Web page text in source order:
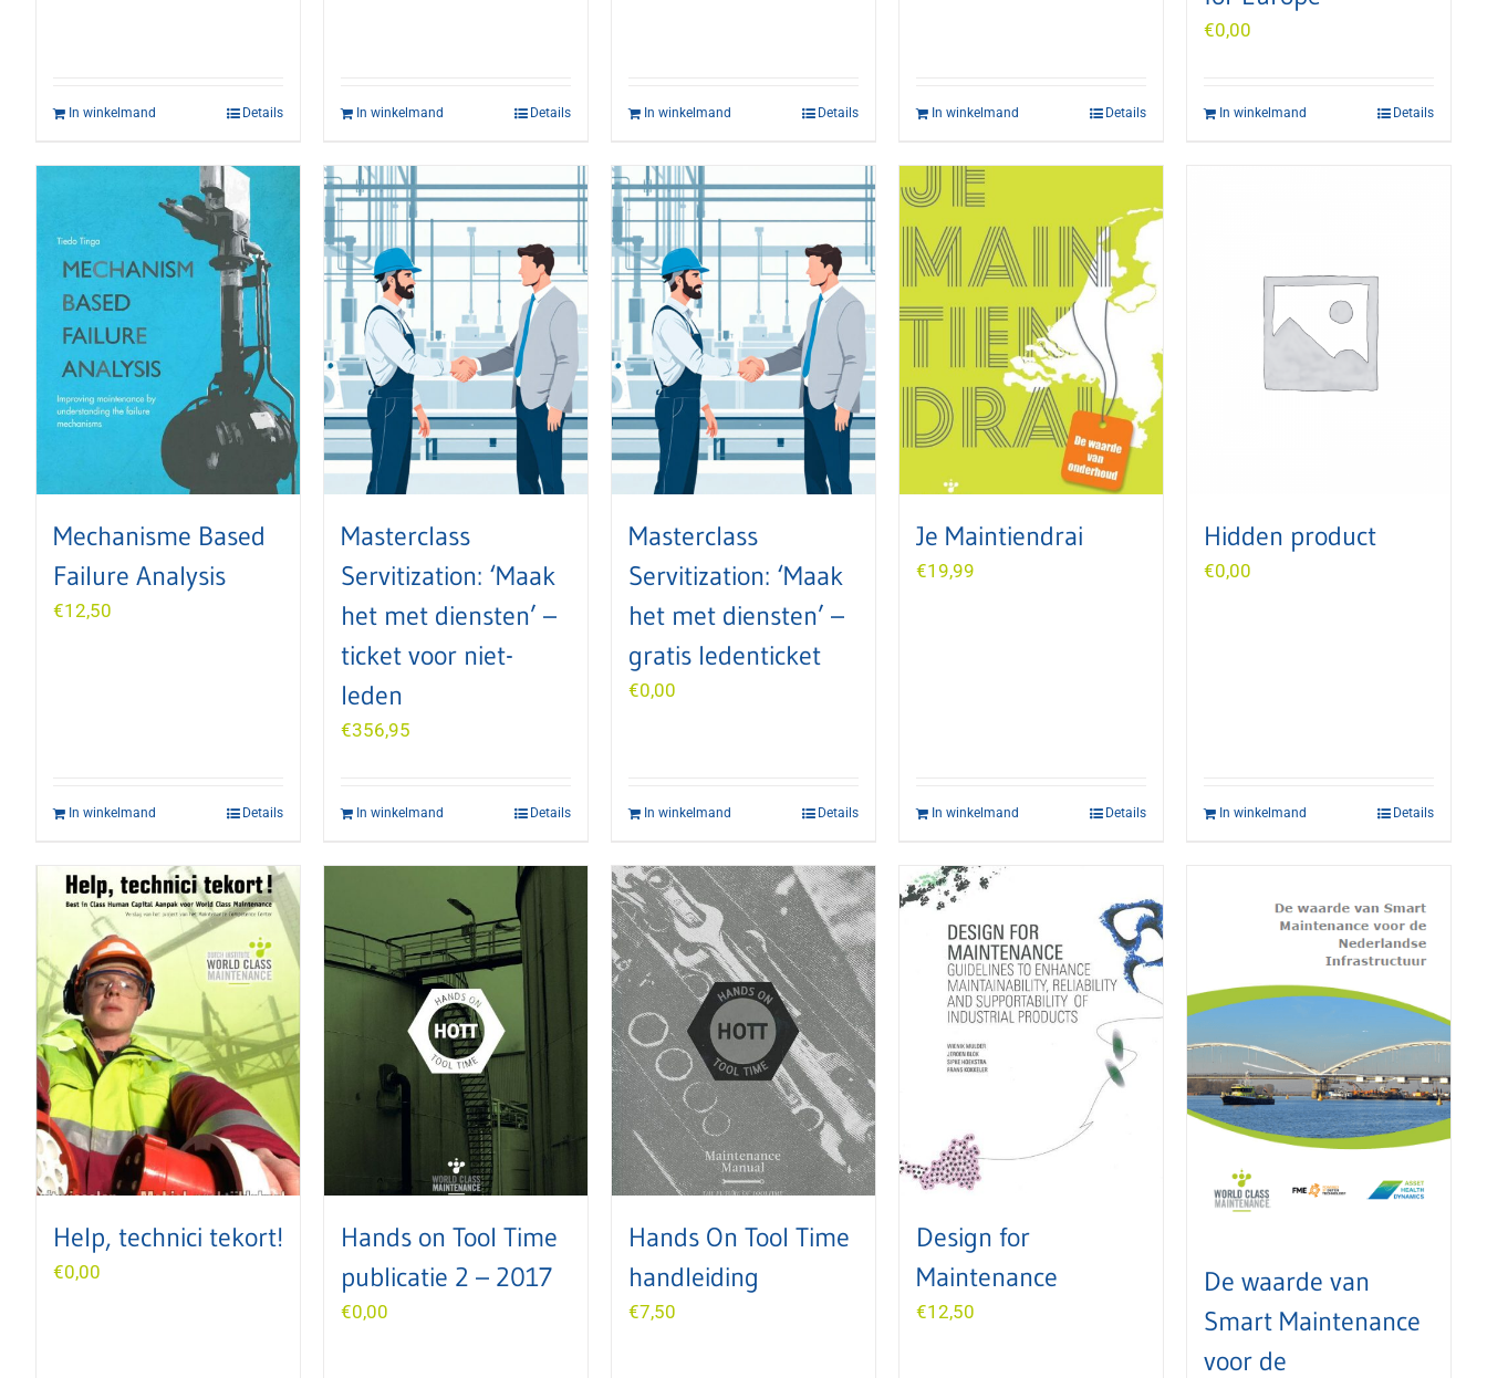
In winkelmand Details In winkelmand Details In winkelmand Details In winkelmand Details
€0,00
In winkelmand Details
Mechanisme Based
Failure Analysis
€12,50
In winkelmand Details
Masterclass
Servitization: ‘Maak
het met diensten’ –
ticket voor niet-
leden
€356,95
In winkelmand Details
Masterclass
Servitization: ‘Maak
het met diensten’ –
gratis ledenticket
€0,00
In winkelmand Details
Je Maintiendrai
€19,99
In winkelmand Details
Hidden product
€0,00
In winkelmand Details
Help, technici tekort!
€0,00
Hands on Tool Time
publicatie 2 – 2017
€0,00
Hands On Tool Time
handleiding
€7,50
Design for
Maintenance
€12,50
De waarde van
Smart Maintenance
voor de